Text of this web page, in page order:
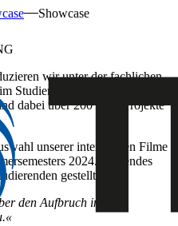
Showcase
wir unter der fachlichen
Studiengang Digital Media
dabei über 200 Film-Projekte
unserer interaktiven Filme
2024. Folgendes
gestellt:
den Aufbruch in das